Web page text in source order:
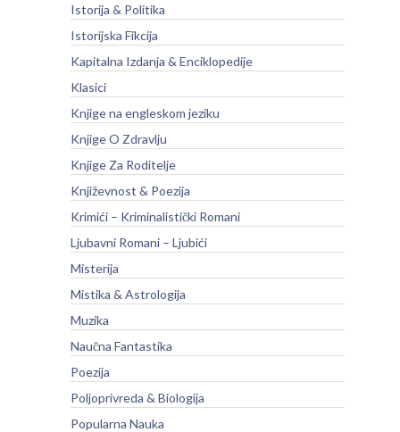
Istorija & Politika
Istorijska Fikcija
Kapitalna Izdanja & Enciklopedije
Klasici
Knjige na engleskom jeziku
Knjige O Zdravlju
Knjige Za Roditelje
Književnost & Poezija
Krimići – Kriminalistički Romani
Ljubavni Romani – Ljubići
Misterija
Mistika & Astrologija
Muzika
Naučna Fantastika
Poezija
Poljoprivreda & Biologija
Popularna Nauka